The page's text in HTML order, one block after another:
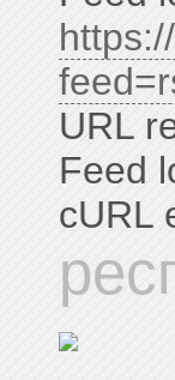
URL
Feed
cURL